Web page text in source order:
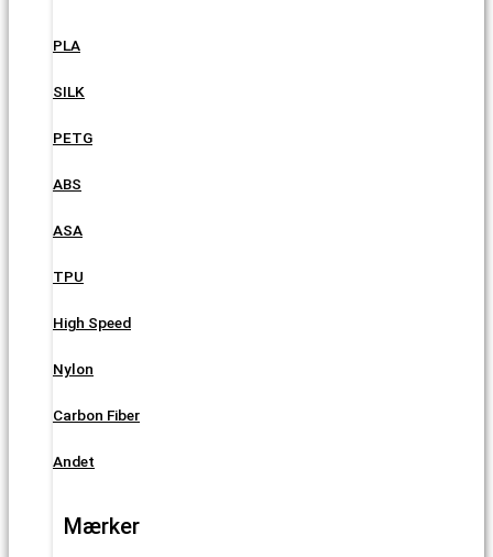
PLA
SILK
PETG
ABS
ASA
TPU
High Speed
Nylon
Carbon Fiber
Andet
Mærker